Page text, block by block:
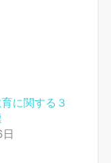
に関する３